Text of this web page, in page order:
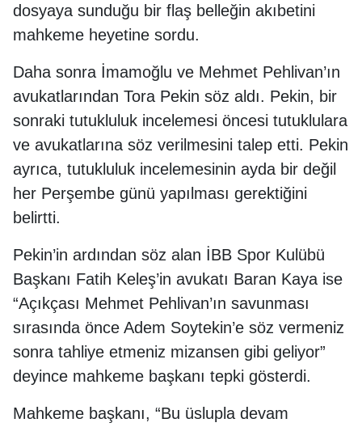
dosyaya sunduğu bir flaş belleğin akıbetini
mahkeme heyetine sordu.
Daha sonra İmamoğlu ve Mehmet Pehlivan’ın
avukatlarından Tora Pekin söz aldı. Pekin, bir
sonraki tutukluluk incelemesi öncesi tutuklulara
ve avukatlarına söz verilmesini talep etti. Pekin
ayrıca, tutukluluk incelemesinin ayda bir değil
her Perşembe günü yapılması gerektiğini
belirtti.
Pekin’in ardından söz alan İBB Spor Kulübü
Başkanı Fatih Keleş’in avukatı Baran Kaya ise
“Açıkçası Mehmet Pehlivan’ın savunması
sırasında önce Adem Soytekin’e söz vermeniz
sonra tahliye etmeniz mizansen gibi geliyor”
deyince mahkeme başkanı tepki gösterdi.
Mahkeme başkanı, “Bu üslupla devam